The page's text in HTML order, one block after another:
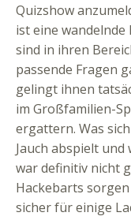
Quizshow
ist eine wandelnde
sind in ihren
passende Fragen
gelingt ihnen
im Großfamilien-
ergattern. Was
Jauch abspielt und
war definitiv nicht
Hackebarts
sicher für einige